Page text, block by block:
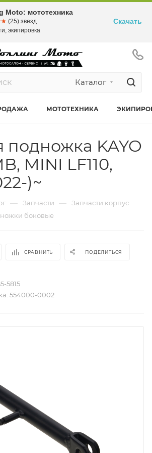
Каталог
МОТОТЕХНИКА
подножка KAYO
MINI LF110,
)~
— Запчасти — Запчасти корпус
боковые
СРАВНИТЬ ПОДЕЛИТЬСЯ
5815
554000-0002
Moto: мототехника
(25) звезд
экипировка
Скачать